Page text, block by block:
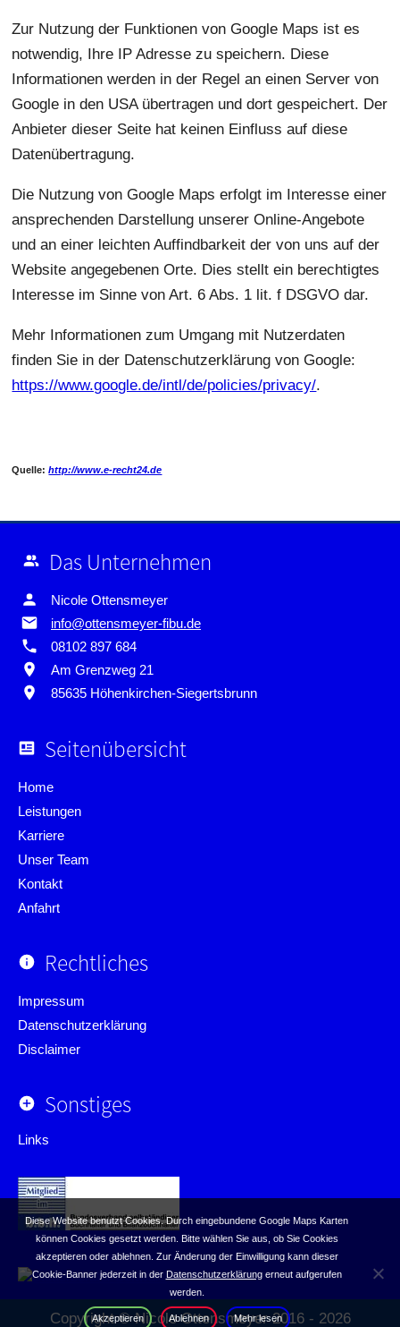
Zur Nutzung der Funktionen von Google Maps ist es
notwendig, Ihre IP Adresse zu speichern. Diese
Informationen werden in der Regel an einen Server von
Google in den USA übertragen und dort gespeichert. Der
Anbieter dieser Seite hat keinen Einfluss auf diese
Datenübertragung.
Die Nutzung von Google Maps erfolgt im Interesse einer
ansprechenden Darstellung unserer Online-Angebote
und an einer leichten Auffindbarkeit der von uns auf der
Website angegebenen Orte. Dies stellt ein berechtigtes
Interesse im Sinne von Art. 6 Abs. 1 lit. f DSGVO dar.
Mehr Informationen zum Umgang mit Nutzerdaten
finden Sie in der Datenschutzerklärung von Google:
https://www.google.de/intl/de/policies/privacy/.
Quelle:http://www.e-recht24.de
Das Unternehmen
Nicole Ottensmeyer
info@ottensmeyer-fibu.de
08102 897 684
Am Grenzweg 21
85635 Höhen­kirchen-­Siegerts­brunn
Seitenübersicht
Home
Leistungen
Karriere
Unser Team
Kontakt
Anfahrt
Rechtliches
Impressum
Datenschutzerklärung
Disclaimer
Sonstiges
Links
Copyright © Nicole Ottensmeyer 2016 - 2026
Diese Website benutzt Cookies. Durch eingebundene Google Maps Karten
können Cookies gesetzt werden. Bitte wählen Sie aus, ob Sie Cookies
akzeptieren oder ablehnen. Zur Änderung der Einwilligung kann dieser
Cookie-Banner jederzeit in der Datenschutzerklärungerneut aufgerufen
werden.
Akzeptieren Ablehnen Mehr lesen